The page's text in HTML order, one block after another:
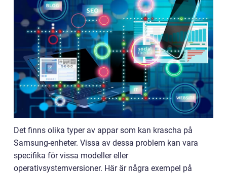
Det finns olika typer av appar som kan krascha på
Samsung-enheter. Vissa av dessa problem kan vara
specifika för vissa modeller eller
operativsystemversioner. Här är några exempel på